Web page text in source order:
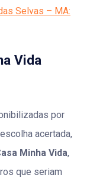
Selvas – MA:
Vida
por
acertada,
Minha Vida,
que seriam